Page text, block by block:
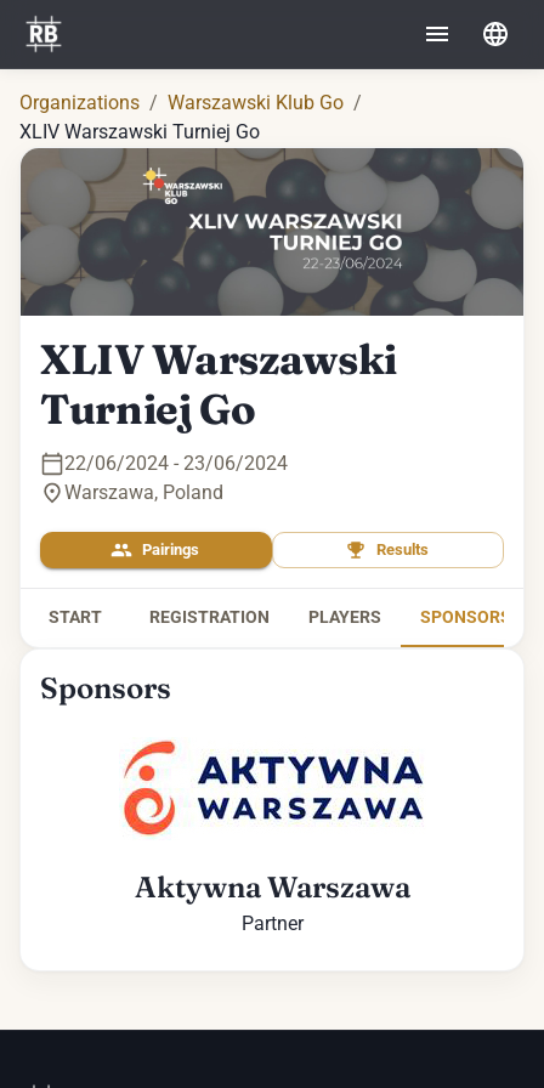
Organizations / Warszawski Klub Go /
XLIV Warszawski Turniej Go
XLIV Warszawski
Turniej Go
22/06/2024 - 23/06/2024
Warszawa, Poland
Pairings Results
START REGISTRATION PLAYERS SPONSORS
Sponsors
Aktywna Warszawa
Partner